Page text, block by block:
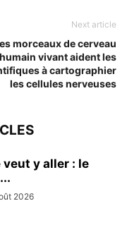
Next article
morceaux de cerveau
humain vivant aident les
à cartographier
les cellules nerveuses
veut y aller : le
2026